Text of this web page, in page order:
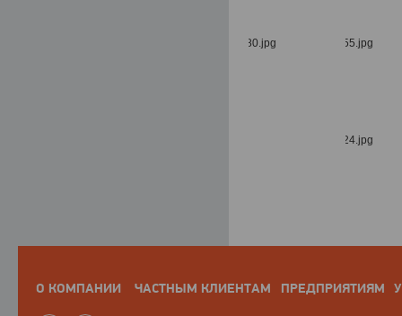
О КОМПАНИИ ЧАСТНЫМ КЛИЕНТАМ ПРЕДПРИЯТИЯМ